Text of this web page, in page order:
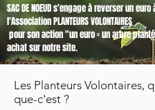
SAC DE NOEUD s'engage à reverser un euro
l'Association PLANTEURS VOLONTAIRES
pour son action "un euro = un arbre
achat sur notre site.
Les Planteurs Volontaires,
que-c'est ?